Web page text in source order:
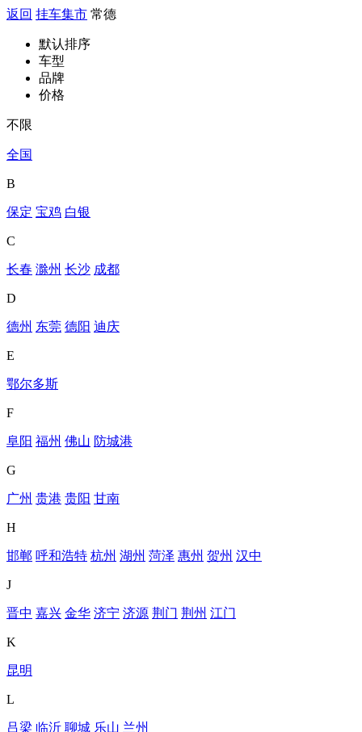
返回 挂车集市 常德
默认排序
车型
品牌
价格
不限
全国
B
保定 宝鸡 白银
C
长春 滁州 长沙 成都
D
德州 东莞 德阳 迪庆
E
鄂尔多斯
F
阜阳 福州 佛山 防城港
G
广州 贵港 贵阳 甘南
H
邯郸 呼和浩特 杭州 湖州 菏泽 惠州 贺州 汉中
J
晋中 嘉兴 金华 济宁 济源 荆门 荆州 江门
K
昆明
L
吕梁 临沂 聊城 乐山 兰州